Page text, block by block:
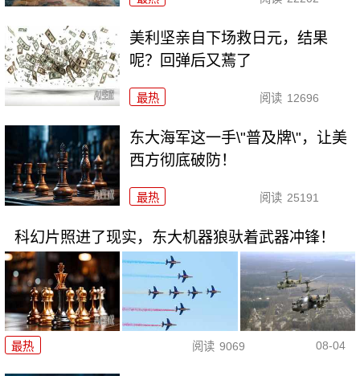
美利坚亲自下场救日元，结果
呢？回弹后又蔫了
最热 阅读 12696
东大海军这一手\"普及牌\"，让美
西方彻底破防！
最热 阅读 25191
科幻片照进了现实，东大机器狼驮着武器冲锋！
最热 阅读 9069 08-04